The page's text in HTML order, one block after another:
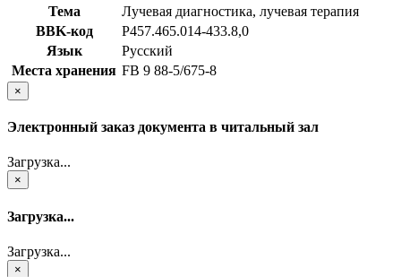
Тема
Лучевая диагностика, лучевая терапия
BBK-код
Р457.465.014-433.8,0
Язык
Русский
Места хранения FB 9 88-5/675-8
×
Электронный заказ документа в читальный зал
Загрузка...
×
Загрузка...
Загрузка...
×